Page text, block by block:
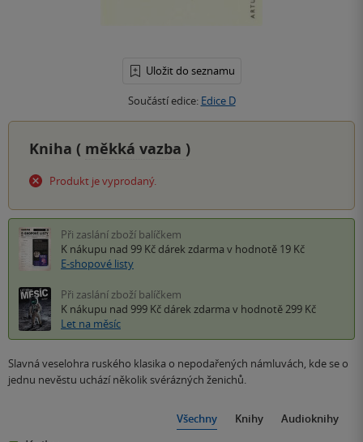
Uložit do seznamu
Součástí edice: Edice D
Kniha ( měkká vazba )
Produkt je vyprodaný.
Při zaslání zboží balíčkem
K nákupu nad 99 Kč dárek zdarma v hodnotě 19 Kč
E-shopové listy
Při zaslání zboží balíčkem
K nákupu nad 999 Kč dárek zdarma v hodnotě 299 Kč
Let na měsíc
Slavná veselohra ruského klasika o nepodařených námluvách, kde se o
jednu nevěstu uchází několik svérázných ženichů.
Všechny Knihy Audioknihy